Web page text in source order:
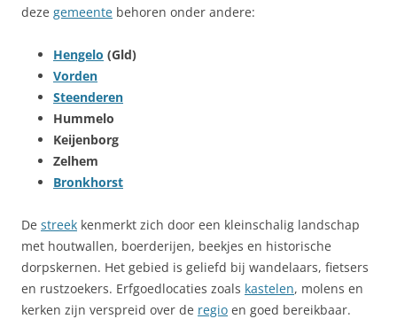
deze gemeente behoren onder andere:
Hengelo (Gld)
Vorden
Steenderen
Hummelo
Keijenborg
Zelhem
Bronkhorst
De streek kenmerkt zich door een kleinschalig landschap
met houtwallen, boerderijen, beekjes en historische
dorpskernen. Het gebied is geliefd bij wandelaars, fietsers
en rustzoekers. Erfgoedlocaties zoals kastelen, molens en
kerken zijn verspreid over de regio en goed bereikbaar.